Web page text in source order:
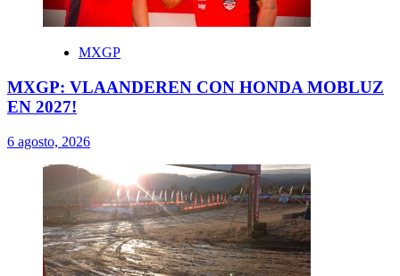
MXGP
MXGP: VLAANDEREN CON HONDA MOBLUZ
EN 2027!
6 agosto, 2026